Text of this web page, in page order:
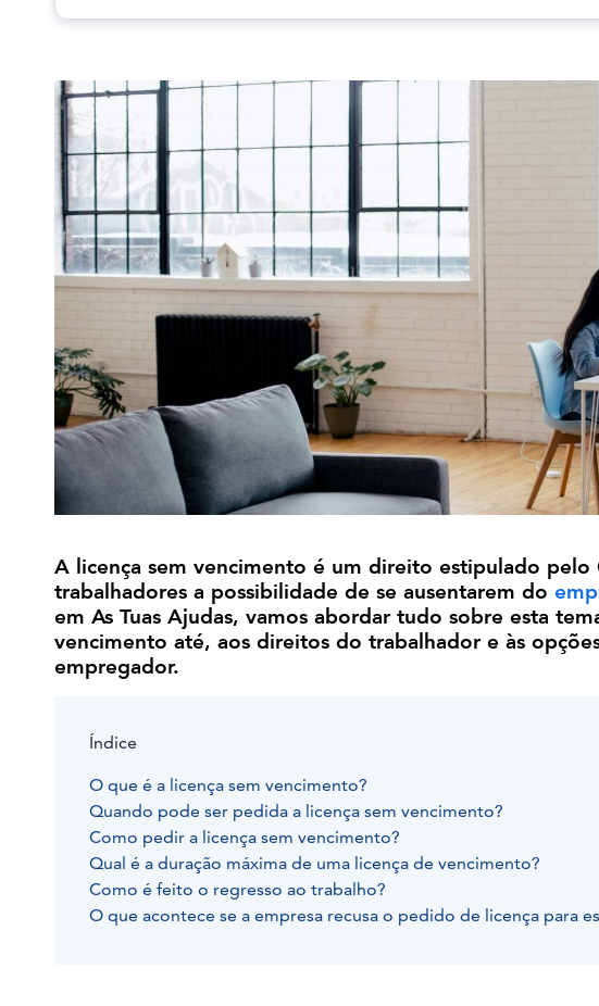
A licença sem vencimento é um direito estipulado
trabalhadores a possibilidade de se ausentarem do
em As Tuas Ajudas, vamos abordar tudo sobre esta
vencimento até, aos direitos do trabalhador e às
empregador.
Índice
O que é a licença sem vencimento?
Quando pode ser pedida a licença sem vencimento?
Como pedir a licença sem vencimento?
Qual é a duração máxima de uma licença de vencimento?
Como é feito o regresso ao trabalho?
O que acontece se a empresa recusa o pedido de licença para